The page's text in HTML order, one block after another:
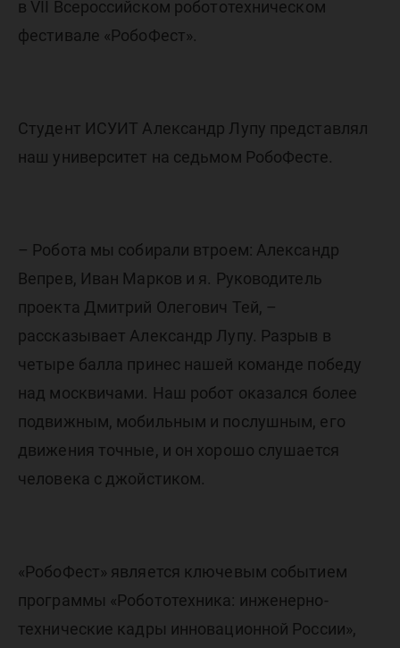
в VII Всероссийском робототехническом
фестивале «РобоФест».
Студент ИСУИТ Александр Лупу представлял
наш университет на седьмом РобоФесте.
– Робота мы собирали втроем: Александр
Вепрев, Иван Марков и я. Руководитель
проекта Дмитрий Олегович Тей, –
рассказывает Александр Лупу. Разрыв в
четыре балла принес нашей команде победу
над москвичами. Наш робот оказался более
подвижным, мобильным и послушным, его
движения точные, и он хорошо слушается
человека с джойстиком.
«РобоФест» является ключевым событием
программы «Робототехника: инженерно-
технические кадры инновационной России»,